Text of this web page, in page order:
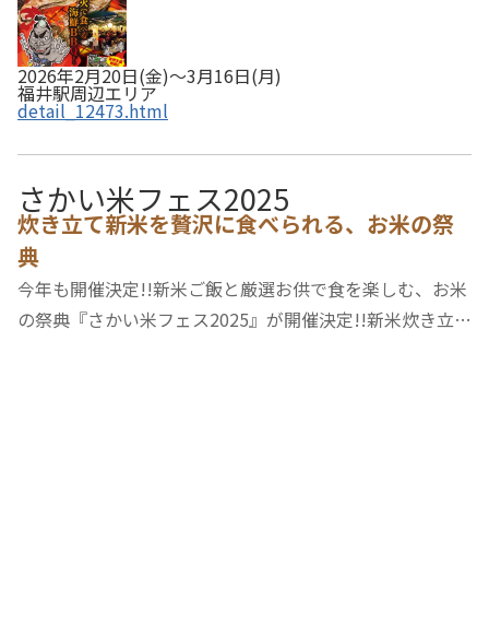
2026年2月20日(金)～3月16日(月)
福井駅周辺エリア
detail_12473.html
さかい米フェス2025
炊き立て新米を贅沢に食べられる、お米の祭
典
今年も開催決定!!新米ご飯と厳選お供で食を楽しむ、お米
の祭典『さかい米フェス2025』が開催決定!!新米炊き立て